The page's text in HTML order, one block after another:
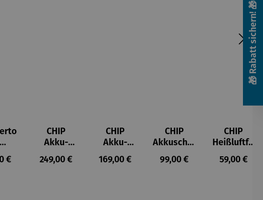
Preis:
€
CHIP
Akku-
Staubsau
ger
Regulärer Preis:
249,00 €
CHIP
Akku-
Staubsau
ger DS02
Regulärer Preis:
169,00 €
CHIP
Akkuschra
uber
Regulärer Preis:
99,00 €
CHIP
Heißluftfri
tteuse
Regulärer
59,00 €
🎁 Rabatt sichern! 🎁